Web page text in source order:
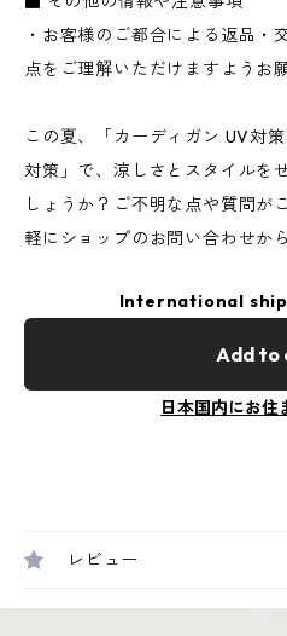
・お客様のご都合による返品・
点をご理解いただけますようお
この夏、「カーディガン UV対
対策」で、涼しさとスタイルを
しょうか？ご不明な点や質問が
軽にショップのお問い合わせか
International
Add to
日本国内にお住
レビュー